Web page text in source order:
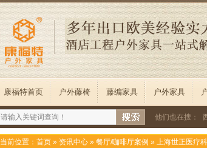
康福特首页 户外藤椅 藤编家具 户外家具
他们也在搜：
当前位置： 首页 » 资讯中心 » 餐厅/咖啡厅案例 » 上海世正医疗